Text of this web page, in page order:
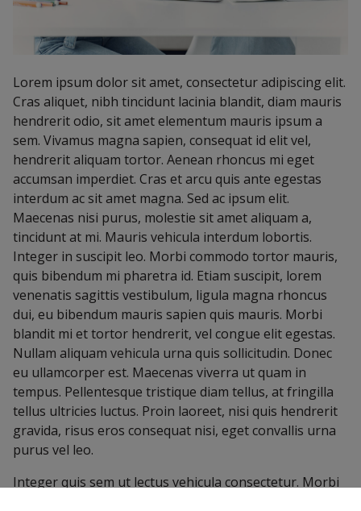
Lorem ipsum dolor sit amet, consectetur adipiscing elit.
Cras aliquet, nibh tincidunt lacinia blandit, diam mauris
hendrerit odio, sit amet elementum mauris ipsum a
sem. Vivamus magna sapien, consequat id elit vel,
hendrerit aliquam tortor. Aenean rhoncus mi eget
accumsan imperdiet. Cras et arcu quis ante egestas
interdum ac sit amet magna. Sed ac ipsum elit.
Maecenas nisi purus, molestie sit amet aliquam a,
tincidunt at mi. Mauris vehicula interdum lobortis.
Integer in suscipit leo. Morbi commodo tortor mauris,
quis bibendum mi pharetra id. Etiam suscipit, lorem
venenatis sagittis vestibulum, ligula magna rhoncus
dui, eu bibendum mauris sapien quis mauris. Morbi
blandit mi et tortor hendrerit, vel congue elit egestas.
Nullam aliquam vehicula urna quis sollicitudin. Donec
eu ullamcorper est. Maecenas viverra ut quam in
tempus. Pellentesque tristique diam tellus, at fringilla
tellus ultricies luctus. Proin laoreet, nisi quis hendrerit
gravida, risus eros consequat nisi, eget convallis urna
purus vel leo.
Integer quis sem ut lectus vehicula consectetur. Morbi